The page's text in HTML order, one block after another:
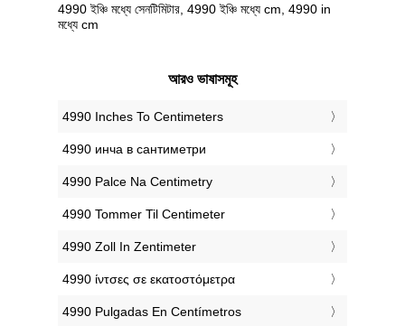
4990 ইঞ্চি মধ্যে সেনটিমিটার, 4990 ইঞ্চি মধ্যে cm, 4990 in
মধ্যে cm
আরও ভাষাসমূহ
‎4990 Inches To Centimeters
‎4990 инча в сантиметри
‎4990 Palce Na Centimetry
‎4990 Tommer Til Centimeter
‎4990 Zoll In Zentimeter
‎4990 ίντσες σε εκατοστόμετρα
‎4990 Pulgadas En Centímetros